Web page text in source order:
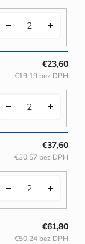
€23,60
€19,19 bez DPH
€37,60
€30,57 bez DPH
€61,80
€50,24 bez DPH